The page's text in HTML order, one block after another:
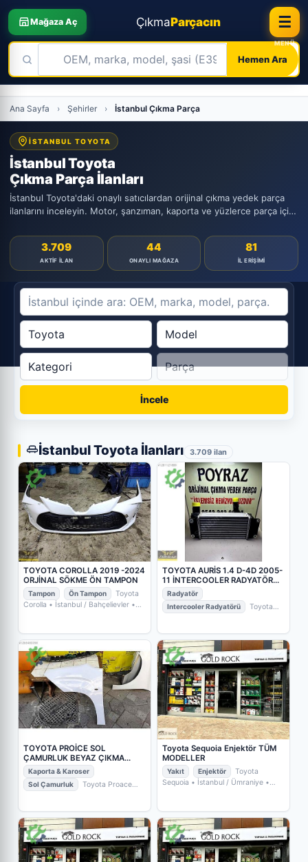
Mağaza Aç ÇıkmaParçacın
Hemen Ara
☰
to
content
Ana Sayfa › Şehirler › İstanbul Çıkma Parça
İSTANBUL TOYOTA
İstanbul Toyota
Çıkma Parça İlanları
İstanbul Toyota'daki onaylı satıcılardan orijinal çıkma yedek parça
ilanlarını inceleyin. Motor, şanzıman, kaporta ve yüzlerce parça için
3.709
AKTIF İLAN
44
ONAYLI MAĞAZA
81
İL ERIŞIMI
İncele
İstanbul Toyota İlanları 3.709 ilan
TOYOTA COROLLA 2019 -2024
ORJİNAL SÖKME ÖN TAMPON
Tampon Ön Tampon
Toyota
Corolla • İstanbul / Bahçelievler •
TOYOTA AURİS 1.4 D-4D 2005-
11 İNTERCOOLER RADYATÖR
JD127000 0921
Radyatör
Intercooler Radyatörü
Toyota
TOYOTA PROİCE SOL
ÇAMURLUK BEYAZ ÇIKMA
ORJİNAL YEDEK PARÇA
Kaporta & Karoser
Sol Çamurluk
Toyota Proace
ORJİNAL YEDEK PARÇA
Toyota Sequoia Enjektör TÜM
MODELLER
Yakıt Enjektör
Toyota
Sequoia • İstanbul / Ümraniye •